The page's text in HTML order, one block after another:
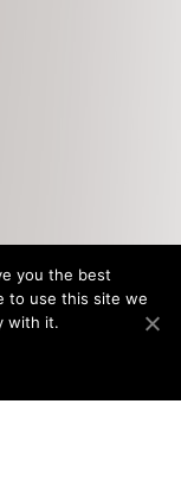
政策
you the best
to use this site we
with it.